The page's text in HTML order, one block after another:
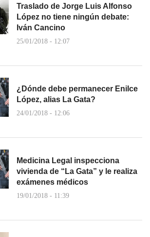
Traslado de Jorge Luis Alfonso
López no tiene ningún debate:
Iván Cancino
25/01/2018 - 12:07
¿Dónde debe permanecer Enilce
López, alias La Gata?
24/01/2018 - 12:06
Medicina Legal inspecciona
vivienda de “La Gata” y le realiza
exámenes médicos
19/01/2018 - 11:39